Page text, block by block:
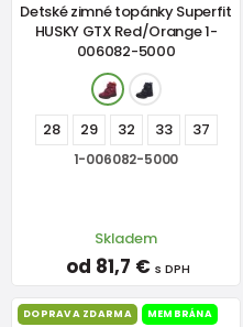
Detské zimné topánky Superfit
HUSKY GTX Red/Orange 1-
006082-5000
28 29 32 33 37
1-006082-5000
Skladem
od 81,7 € s DPH
DOPRAVA ZDARMA
MEMBRÁNA